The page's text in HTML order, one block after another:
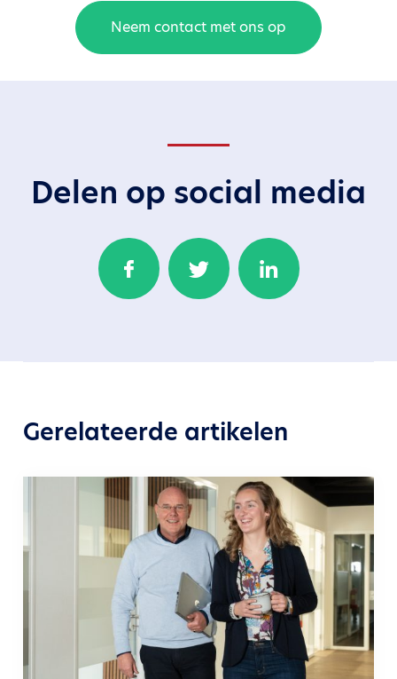
Neem contact met ons op
Delen op social media
Gerelateerde artikelen